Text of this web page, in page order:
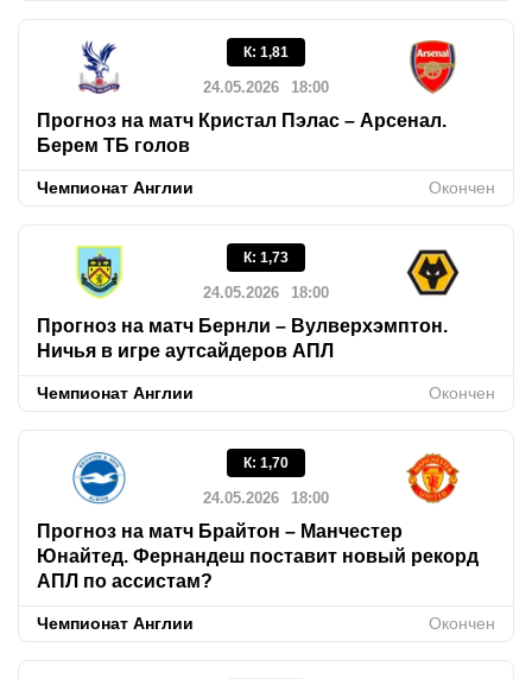
К: 1,81
24.05.2026 18:00
Прогноз на матч Кристал Пэлас – Арсенал.
Берем ТБ голов
Чемпионат Англии Окончен
К: 1,73
24.05.2026 18:00
Прогноз на матч Бернли – Вулверхэмптон.
Ничья в игре аутсайдеров АПЛ
Чемпионат Англии Окончен
К: 1,70
24.05.2026 18:00
Прогноз на матч Брайтон – Манчестер
Юнайтед. Фернандеш поставит новый рекорд
АПЛ по ассистам?
Чемпионат Англии Окончен